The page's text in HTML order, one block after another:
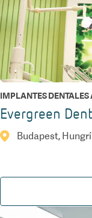
IMPLANTES
Evergreen
Budapest,